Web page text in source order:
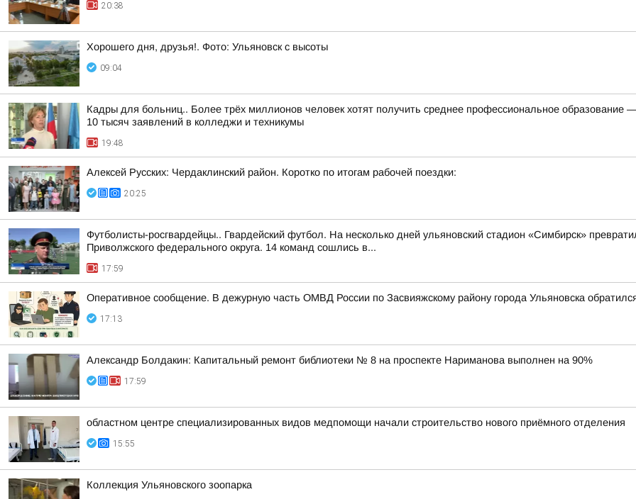
20:38
Хорошего дня, друзья!. Фото: Ульяновск с высоты
09:04
Кадры для больниц.. Более трёх миллионов человек хотят получить среднее профессиональное образование
10 тысяч заявлений в колледжи и техникумы
19:48
Алексей Русских: Чердаклинский район. Коротко по итогам рабочей поездки:
20:25
Футболисты-росгвардейцы.. Гвардейский футбол. На несколько дней ульяновский стадион «Симбирск»
Приволжского федерального округа. 14 команд сошлись в...
17:59
Оперативное сообщение. В дежурную часть ОМВД России по Засвияжскому району города Ульяновска
17:13
Александр Болдакин: Капитальный ремонт библиотеки № 8 на проспекте Нариманова выполнен на 90%
17:59
областном центре специализированных видов медпомощи начали строительство нового приёмного отделения
15:55
Коллекция Ульяновского зоопарка